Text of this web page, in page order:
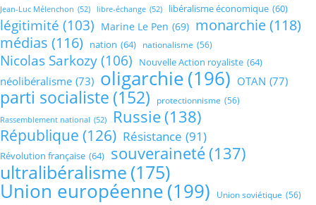
Jean-Luc Mélenchon (52) libre-échange (52) libéralisme économique (60)
légitimité (103) Marine Le Pen (69) monarchie(118)
médias (116) nation (64) nationalisme (56)
Nicolas Sarkozy(106) Nouvelle Action royaliste (64)
néolibéralisme (73) oligarchie(196) OTAN (77)
parti socialiste (152) protectionnisme (56)
Rassemblement national (52) Russie (138)
République (126) Résistance (91)
Révolution française (64) souveraineté (137)
ultralibéralisme (175)
Union européenne(199) Union soviétique (56)